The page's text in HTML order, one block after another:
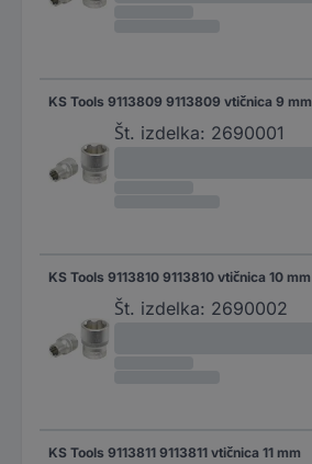
KS Tools 9113809 9113809 vtičnica 9 mm
Št. izdelka: 2690001
KS Tools 9113810 9113810 vtičnica 10 mm
Št. izdelka: 2690002
KS Tools 9113811 9113811 vtičnica 11 mm